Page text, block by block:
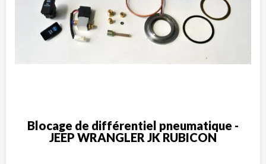
Blocage de différentiel pneumatique -
JEEP WRANGLER JK RUBICON